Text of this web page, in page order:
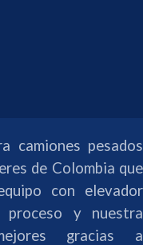
camiones pesados
de Colombia que
con elevador
proceso y nuestra
gracias a